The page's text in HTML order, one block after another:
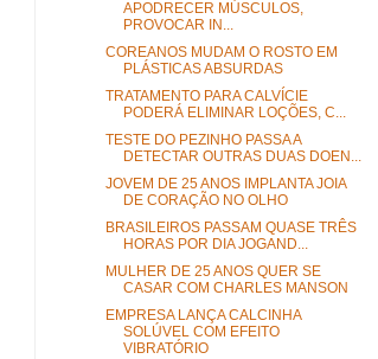
APODRECER MÚSCULOS,
PROVOCAR IN...
COREANOS MUDAM O ROSTO EM
PLÁSTICAS ABSURDAS
TRATAMENTO PARA CALVÍCIE
PODERÁ ELIMINAR LOÇÕES, C...
TESTE DO PEZINHO PASSA A
DETECTAR OUTRAS DUAS DOEN...
JOVEM DE 25 ANOS IMPLANTA JOIA
DE CORAÇÃO NO OLHO
BRASILEIROS PASSAM QUASE TRÊS
HORAS POR DIA JOGAND...
MULHER DE 25 ANOS QUER SE
CASAR COM CHARLES MANSON
EMPRESA LANÇA CALCINHA
SOLÚVEL COM EFEITO
VIBRATÓRIO